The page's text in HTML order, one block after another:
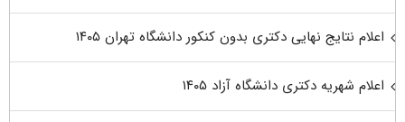
اعلام نتایج نهایی دکتری بدون کنکور دانشگاه تهران ۱۴۰۵
اعلام شهریه دکتری دانشگاه آزاد ۱۴۰۵